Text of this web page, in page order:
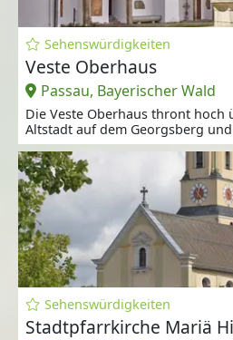
Sehenswürdigkeiten
Veste Oberhaus
Passau, Bayerischer Wald
Die Veste Oberhaus thront hoch
Altstadt auf dem Georgsberg
erhaltenen Burganlagen Europas.
Sehenswürdigkeiten
Stadtpfarrkirche Mariä